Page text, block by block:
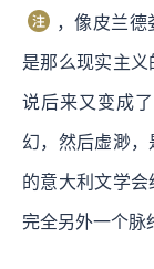
，像皮兰德
是那么现实主
说后来又变成
幻，然后虚渺
的意大利文学
完全另外一个脉